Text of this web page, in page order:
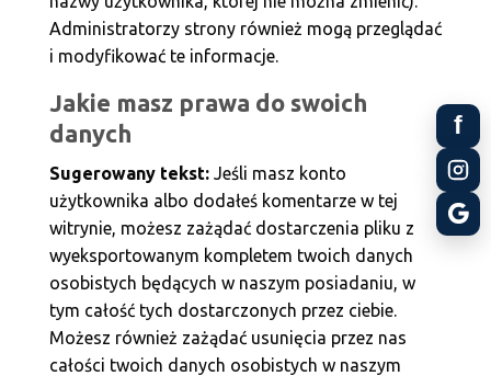
Administratorzy strony również mogą przeglądać
i modyfikować te informacje.
Jakie masz prawa do swoich
danych
Sugerowany tekst: Jeśli masz konto
użytkownika albo dodałeś komentarze w tej
witrynie, możesz zażądać dostarczenia pliku z
wyeksportowanym kompletem twoich danych
osobistych będących w naszym posiadaniu, w
tym całość tych dostarczonych przez ciebie.
Możesz również zażądać usunięcia przez nas
całości twoich danych osobistych w naszym
f